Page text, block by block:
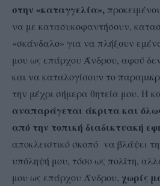
στην «καταγγελία»,
να με κατασυκοφαντήσουν,
«σκάνδαλο» για να πλήξουν
μου ως επάρχου Άνδρου, αφού
και να καταλογίσουν το
την μέχρι σήμερα θητεία μου. Η
αναπαράγεται άκριτα και
από την τοπική διαδικτυακή
αποκλειστικό σκοπό να βλάψει
υπόληψή μου, τόσο ως πολίτη,
μου ως επάρχου Άνδρου, χωρίς